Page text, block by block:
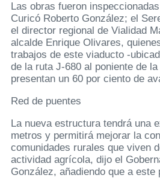
Las obras fueron
Curicó Roberto González; el
el director regional de Vialidad
alcalde Enrique Olivares,
trabajos de este viaducto -
de la ruta J-680 al poniente de
presentan un 60 por ciento de
Red de puentes
La nueva estructura tendrá una
metros y permitirá mejorar la
comunidades rurales que viven
actividad agrícola, dijo el
González, añadiendo que a este